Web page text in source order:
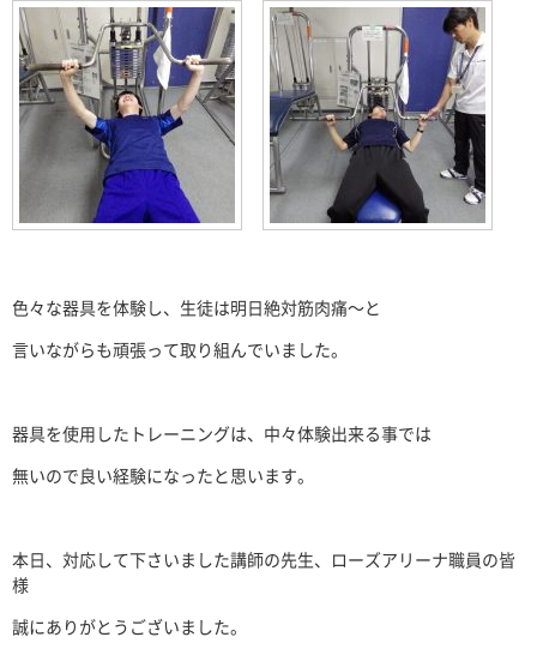
色々な器具を体験し、生徒は明日絶対筋肉痛～と
言いながらも頑張って取り組んでいました。
器具を使用したトレーニングは、中々体験出来る事では
無いので良い経験になったと思います。
本日、対応して下さいました講師の先生、ローズアリーナ職員の皆
様
誠にありがとうございました。